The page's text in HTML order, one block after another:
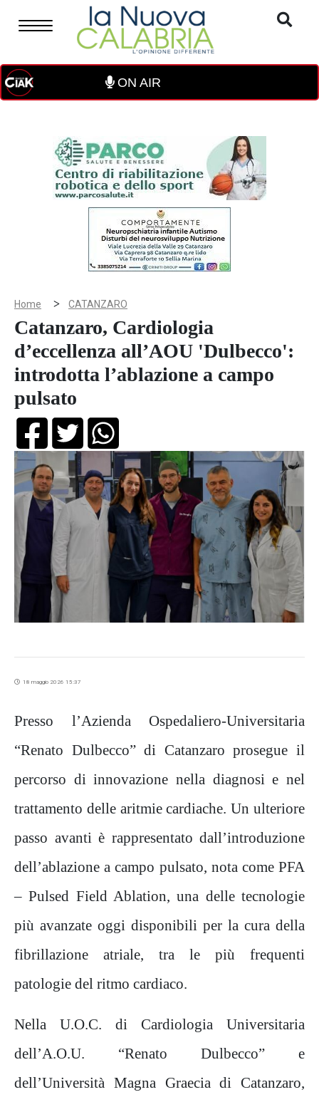
ON AIR
Home > CATANZARO
Catanzaro, Cardiologia
d’eccellenza all’AOU 'Dulbecco':
introdotta l’ablazione a campo
pulsato
18 maggio 2026 15:37
Presso l’Azienda Ospedaliero-Universitaria
“Renato Dulbecco” di Catanzaro prosegue il
percorso di innovazione nella diagnosi e nel
trattamento delle aritmie cardiache. Un ulteriore
passo avanti è rappresentato dall’introduzione
dell’ablazione a campo pulsato, nota come PFA
– Pulsed Field Ablation, una delle tecnologie
più avanzate oggi disponibili per la cura della
fibrillazione atriale, tra le più frequenti
patologie del ritmo cardiaco.
Nella U.O.C. di Cardiologia Universitaria
dell’A.O.U. “Renato Dulbecco” e
dell’Università Magna Graecia di Catanzaro,